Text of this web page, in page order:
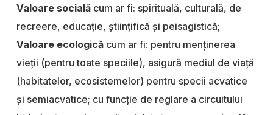
Valoare socială cum ar fi: spirituală, culturală, de
recreere, educație, științifică și peisagistică;
Valoare ecologică cum ar fi: pentru menținerea
vieții (pentru toate speciile), asigură mediul de viață
(habitatelor, ecosistemelor) pentru specii acvatice
și semiacvatice; cu funcție de reglare a circuitului